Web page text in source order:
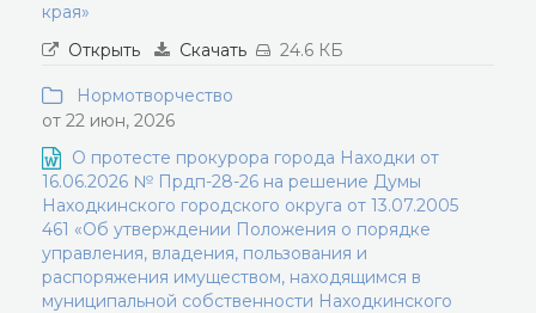
края»
Открыть
Скачать 24.6 КБ
Нормотворчество
от 22 июн, 2026
О протесте прокурора города Находки от
16.06.2026 № Прдп-28-26 на решение Думы
Находкинского городского округа от 13.07.2005
461 «Об утверждении Положения о порядке
управления, владения, пользования и
распоряжения имуществом, находящимся в
муниципальной собственности Находкинского